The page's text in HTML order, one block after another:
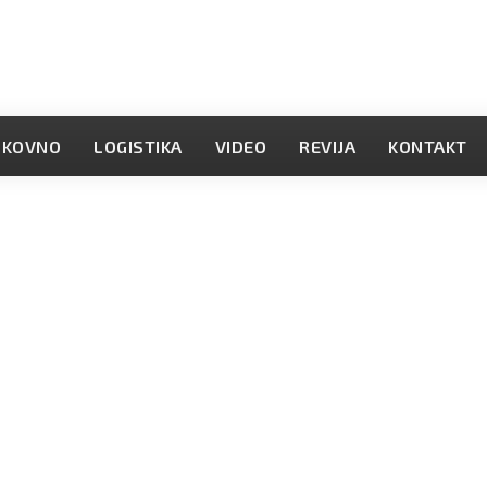
LOGISTIKA VIDEO REVIJA KONTAKT